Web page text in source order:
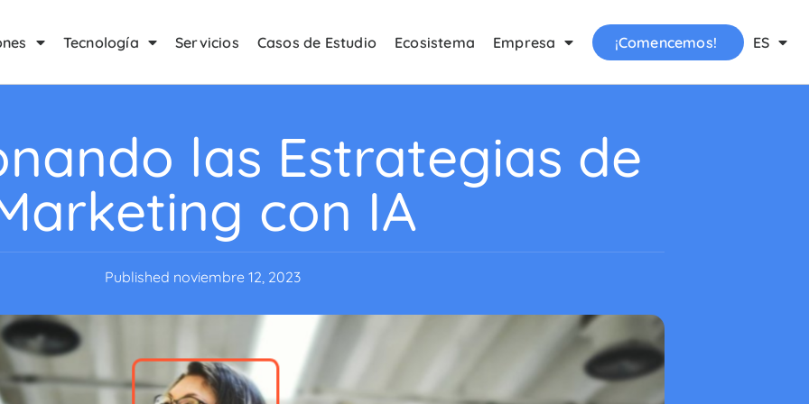
Tecnología Servicios Casos de Estudio Ecosistema Empresa ¡Comencemos! ES
las Estrategias de
con IA
Published noviembre 12, 2023